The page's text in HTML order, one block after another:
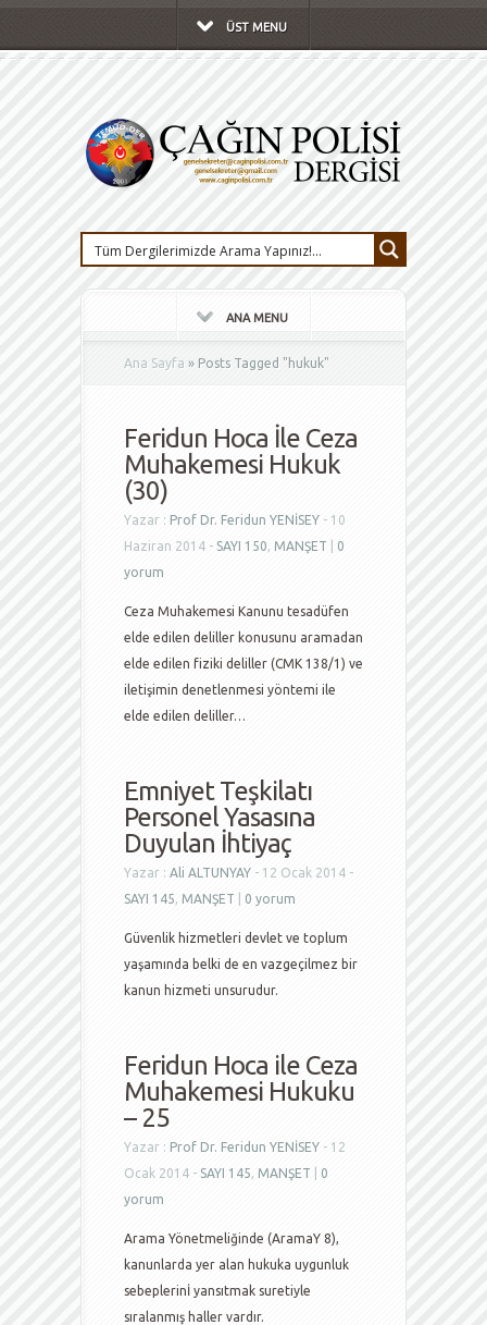
ÜST MENU
ANA MENU
Ana Sayfa » Posts Tagged " hukuk"
Feridun Hoca İle Ceza
Muhakemesi Hukuk
(30)
Yazar : Prof Dr. Feridun YENİSEY - 10
Haziran 2014 - SAYI 150, MANŞET
0
yorum
Ceza Muhakemesi Kanunu tesadüfen
elde edilen deliller konusunu aramadan
elde edilen fiziki deliller (CMK 138/1) ve
iletişimin denetlenmesi yöntemi ile
elde edilen deliller…
Emniyet Teşkilatı
Personel Yasasına
Duyulan İhtiyaç
Yazar : Ali ALTUNYAY - 12 Ocak 2014 -
SAYI 145, MANŞET 0 yorum
Güvenlik hizmetleri devlet ve toplum
yaşamında belki de en vazgeçilmez bir
kanun hizmeti unsurudur.
Feridun Hoca ile Ceza
Muhakemesi Hukuku
– 25
Yazar : Prof Dr. Feridun YENİSEY - 12
Ocak 2014 - SAYI 145, MANŞET
0
yorum
Arama Yönetmeliğinde (AramaY 8),
kanunlarda yer alan hukuka uygunluk
sebeplerinİ yansıtmak suretiyle
sıralanmış haller vardır.